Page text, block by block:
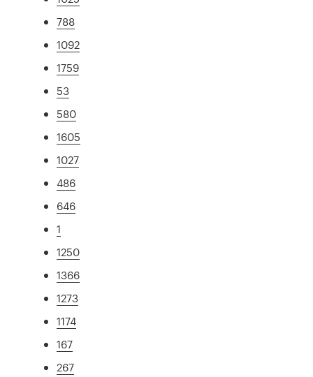
788
1092
1759
53
580
1605
1027
486
646
1
1250
1366
1273
1174
167
267